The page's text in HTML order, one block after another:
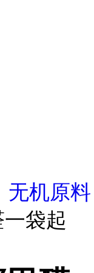
无机原料
袋起